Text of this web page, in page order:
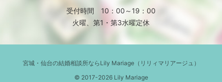
受付時間 10：00～19：00
火曜、第1・第3水曜定休
© 2017-2026 Lily Mariage
宮城・仙台の結婚相談所ならLily Mariage（リリィマリアージュ）